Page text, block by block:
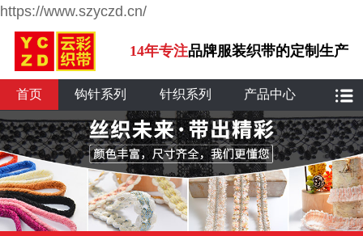
https://www.szyczd.cn/
14年专注品牌服装织带的定制生产
首页 钩针系列 针织系列 产品中心